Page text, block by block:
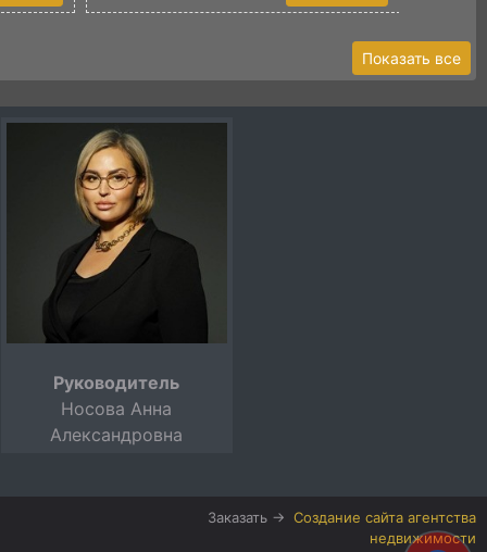
Показать все
Руководитель
Носова Анна
Александровна
Заказать → Создание сайта агентства
недвижимости